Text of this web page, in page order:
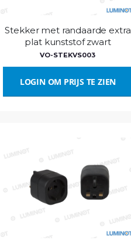
Stekker met randaarde extra
plat kunststof zwart
VO-STEKVS003
LOGIN OM PRIJS TE ZIEN